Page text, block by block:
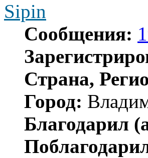
Sipin
Сообщения:
Страна,
Город:
Благодарил